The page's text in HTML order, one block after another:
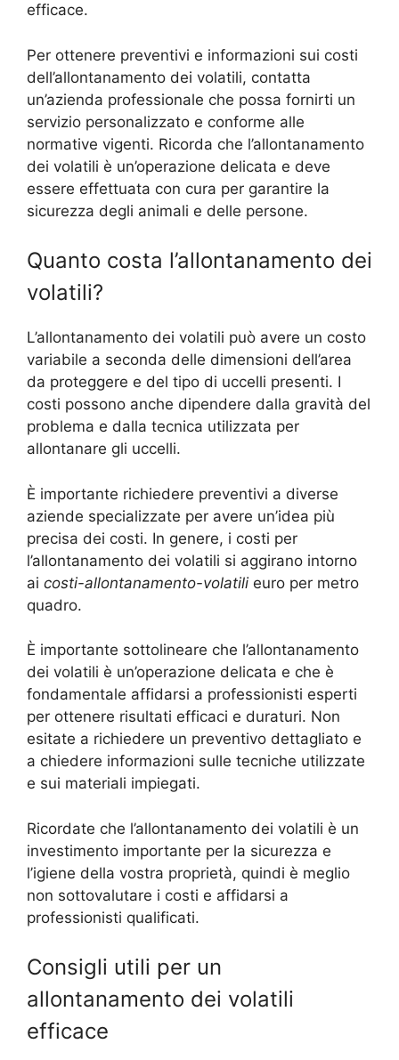
efficace.
Per ottenere preventivi e informazioni sui costi
dell’allontanamento dei volatili, contatta
un’azienda professionale che possa fornirti un
servizio personalizzato e conforme alle
normative vigenti. Ricorda che l’allontanamento
dei volatili è un’operazione delicata e deve
essere effettuata con cura per garantire la
sicurezza degli animali e delle persone.
Quanto costa l’allontanamento dei
volatili?
L’allontanamento dei volatili può avere un costo
variabile a seconda delle dimensioni dell’area
da proteggere e del tipo di uccelli presenti. I
costi possono anche dipendere dalla gravità del
problema e dalla tecnica utilizzata per
allontanare gli uccelli.
È importante richiedere preventivi a diverse
aziende specializzate per avere un’idea più
precisa dei costi. In genere, i costi per
l’allontanamento dei volatili si aggirano intorno
ai costi-allontanamento-volatili euro per metro
quadro.
È importante sottolineare che l’allontanamento
dei volatili è un’operazione delicata e che è
fondamentale affidarsi a professionisti esperti
per ottenere risultati efficaci e duraturi. Non
esitate a richiedere un preventivo dettagliato e
a chiedere informazioni sulle tecniche utilizzate
e sui materiali impiegati.
Ricordate che l’allontanamento dei volatili è un
investimento importante per la sicurezza e
l’igiene della vostra proprietà, quindi è meglio
non sottovalutare i costi e affidarsi a
professionisti qualificati.
Consigli utili per un
allontanamento dei volatili
efficace